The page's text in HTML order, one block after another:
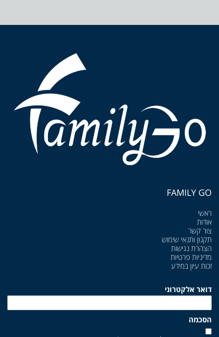
FAMILY GO
ראשי
אודות
צור קשר
תקנון ותנאי שימוש
הצהרת נגישות
מדיניות פרטיות
זכות עיון במידע
דואר אלקטרוני
הסכמה